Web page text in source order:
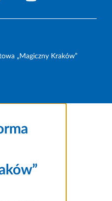
„Magiczny Kraków”